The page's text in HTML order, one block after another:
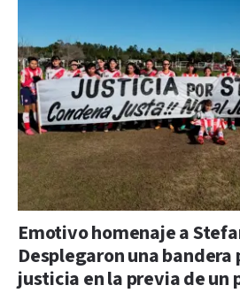
Emotivo homenaje a
Desplegaron una bandera
justicia en la previa de un